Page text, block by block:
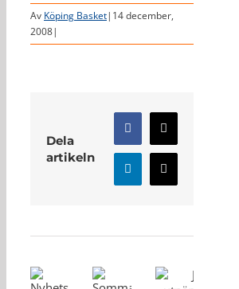
Av Köping Basket| 14 december,
2008|
Dela
artikeln
Facebook
X
LinkedInE-
post